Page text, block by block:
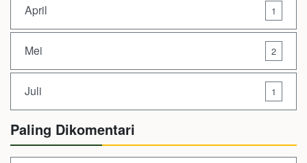
April 1
Mei 2
Juli 1
Paling Dikomentari